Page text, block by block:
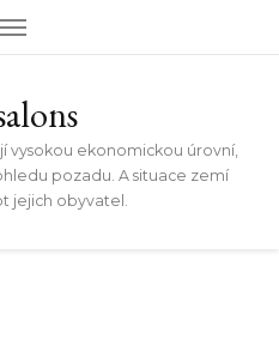
vysokou ekonomickou úrovní,
pozadu. A situace zemí
jejich obyvatel.